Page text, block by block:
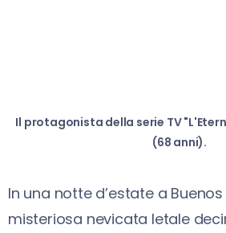
Il protagonista della serie TV
(68 anni).
In una notte d’estate a
misteriosa nevicata letale